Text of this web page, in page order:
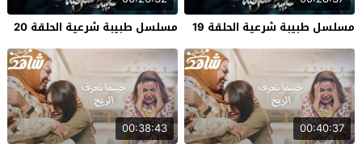
مسلسل طبيبة شرعية الحلقة 19
مسلسل طبيبة شرعية الحلقة 20
00:40:37
00:38:43